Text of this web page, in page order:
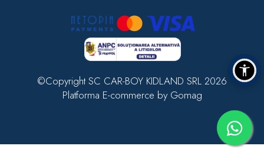
©Copyright SC CAR-BOY KIDLAND SRL 2026
Platforma E-commerce by Gomag